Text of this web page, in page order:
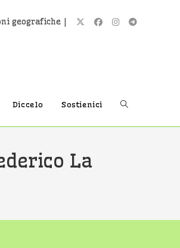
geografiche |
Diccelo Sostienici Attiva/
La